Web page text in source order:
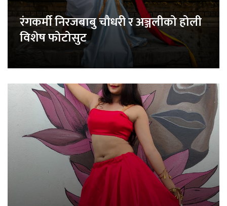
रंगकर्मी निरजबाबु चौधरी र अञ्जलीको होली
विशेष फोटोसुट